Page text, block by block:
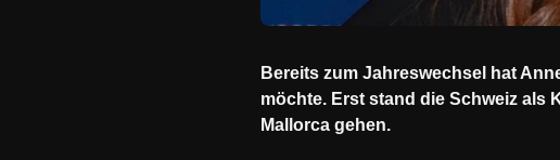
Bereits zum Jahreswechsel hat
möchte. Erst stand die Schweiz als
Mallorca gehen.